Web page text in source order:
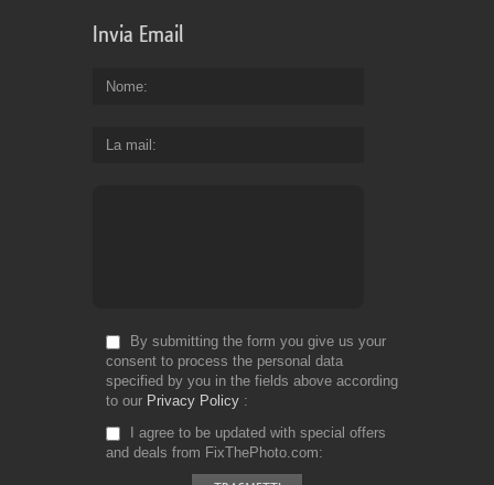
Invia Email
Nome
La mail
By submitting the form you give us your
consent to process the personal data
specified by you in the fields above according
to our Privacy Policy
I agree to be updated with special offers
and deals from FixThePhoto.com